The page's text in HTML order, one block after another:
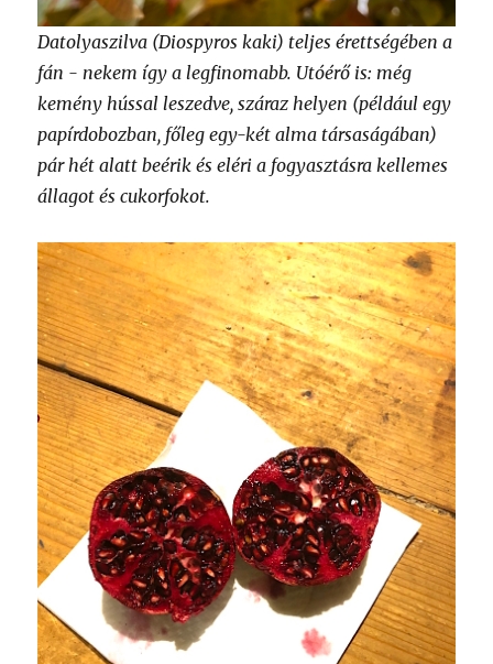
Datolyaszilva (Diospyros kaki) teljes érettségében a
fán - nekem így a legfinomabb. Utóérő is: még
kemény hússal leszedve, száraz helyen (például egy
papírdobozban, főleg egy-két alma társaságában)
pár hét alatt beérik és eléri a fogyasztásra kellemes
állagot és cukorfokot.